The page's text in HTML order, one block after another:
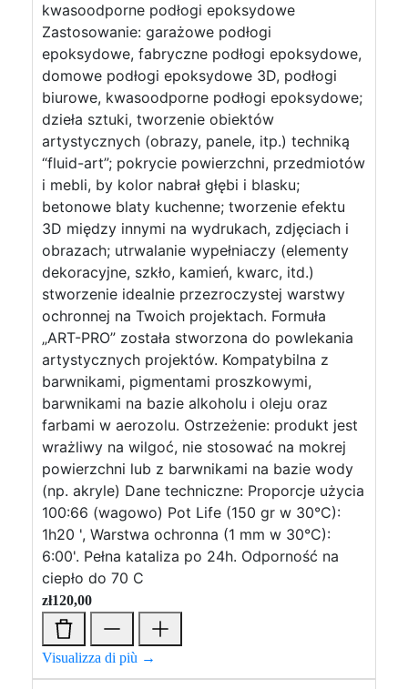
kwasoodporne podłogi epoksydowe
Zastosowanie: garażowe podłogi
epoksydowe, fabryczne podłogi epoksydowe,
domowe podłogi epoksydowe 3D, podłogi
biurowe, kwasoodporne podłogi epoksydowe;
dzieła sztuki, tworzenie obiektów
artystycznych (obrazy, panele, itp.) techniką
“fluid-art”; pokrycie powierzchni, przedmiotów
i mebli, by kolor nabrał głębi i blasku;
betonowe blaty kuchenne; tworzenie efektu
3D między innymi na wydrukach, zdjęciach i
obrazach; utrwalanie wypełniaczy (elementy
dekoracyjne, szkło, kamień, kwarc, itd.)
stworzenie idealnie przezroczystej warstwy
ochronnej na Twoich projektach. Formuła
„ART-PRO” została stworzona do powlekania
artystycznych projektów. Kompatybilna z
barwnikami, pigmentami proszkowymi,
barwnikami na bazie alkoholu i oleju oraz
farbami w aerozolu. Ostrzeżenie: produkt jest
wrażliwy na wilgoć, nie stosować na mokrej
powierzchni lub z barwnikami na bazie wody
(np. akryle) Dane techniczne: Proporcje użycia
100:66 (wagowo) Pot Life (150 gr w 30°C):
1h20 ', Warstwa ochronna (1 mm w 30°C):
6:00'. Pełna kataliza po 24h. Odporność na
ciepło do 70 C
zł120,00
Visualizza di più →